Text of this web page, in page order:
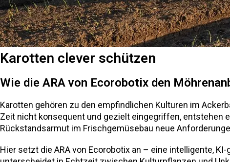
Karotten clever schützen
Wie die ARA von Ecorobotix den
Karotten gehören zu den empfindlichen Kulturen im
Zeit nicht konsequent und gezielt eingegriffen, entstehen
Rückstandsarmut im Frischgemüsebau neue
Hier setzt die ARA von Ecorobotix an – eine intelligente,